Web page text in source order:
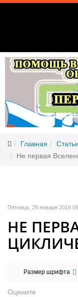
Главная Статьи
Не первая
Пятница, 29 января 2016
НЕ
Размер шрифта
Оцените